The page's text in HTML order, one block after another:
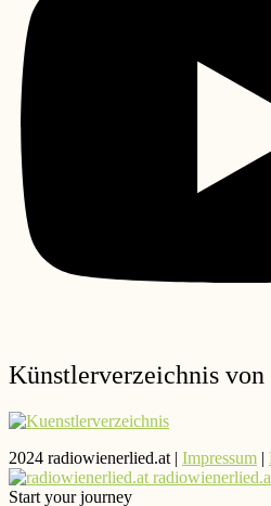
Künstlerverzeichnis
2024 radiowienerlied.at | Impressum |
Start your journey